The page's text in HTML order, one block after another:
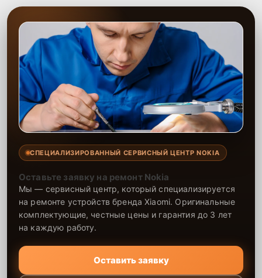
СПЕЦИАЛИЗИРОВАННЫЙ СЕРВИСНЫЙ ЦЕНТР NOKIA
Оставьте заявку на ремонт Nokia
Мы — сервисный центр, который специализируется
на ремонте устройств бренда Xiaomi. Оригинальные
комплектующие, честные цены и гарантия до 3 лет
на каждую работу.
Оставить заявку